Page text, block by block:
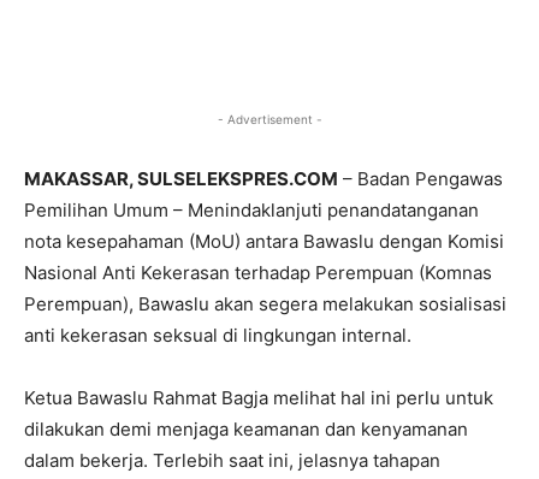
- Advertisement -
MAKASSAR, SULSELEKSPRES.COM – Badan Pengawas
Pemilihan Umum – Menindaklanjuti penandatanganan
nota kesepahaman (MoU) antara Bawaslu dengan Komisi
Nasional Anti Kekerasan terhadap Perempuan (Komnas
Perempuan), Bawaslu akan segera melakukan sosialisasi
anti kekerasan seksual di lingkungan internal.
Ketua Bawaslu Rahmat Bagja melihat hal ini perlu untuk
dilakukan demi menjaga keamanan dan kenyamanan
dalam bekerja. Terlebih saat ini, jelasnya tahapan